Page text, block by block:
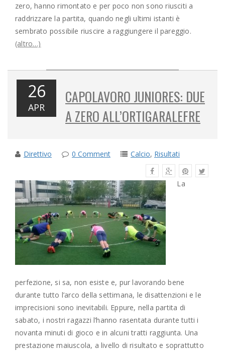
zero, hanno rimontato e per poco non sono riusciti a
raddrizzare la partita, quando negli ultimi istanti è
sembrato possibile riuscire a raggiungere il pareggio.
(altro…)
26
APR
CAPOLAVORO JUNIORES: DUE
A ZERO ALL’ORTIGARALEFRE
Direttivo 0 Comment Calcio, Risultati
La
perfezione, si sa, non esiste e, pur lavorando bene
durante tutto l’arco della settimana, le disattenzioni e le
imprecisioni sono inevitabili. Eppure, nella partita di
sabato, i nostri ragazzi l’hanno rasentata durante tutti i
novanta minuti di gioco e in alcuni tratti raggiunta. Una
prestazione maiuscola, a livello di risultato e soprattutto